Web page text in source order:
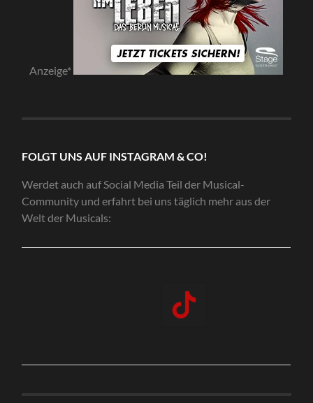
Anzeige*
FOLGT UNS AUF INSTAGRAM & CO!
Werdet auch auf Social Media Teil der Musical-
Community und erfahrt bei uns täglich mehr aus der
Welt der Musicals: